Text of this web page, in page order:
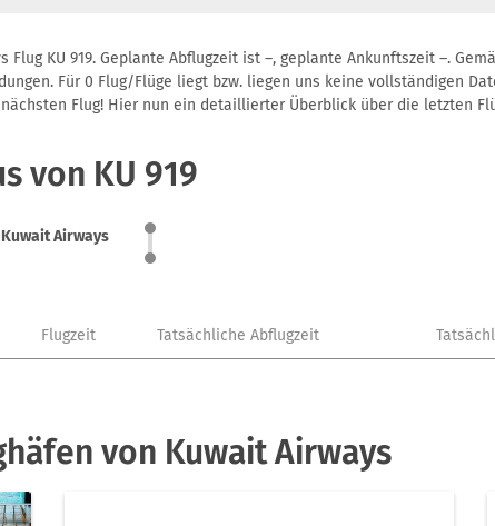
KU 919. Geplante Abflugzeit ist –, geplante Ankunftszeit –.
Für 0 Flug/Flüge liegt bzw. liegen uns keine vollständigen
Flug! Hier nun ein detaillierter Überblick über die letzten
von KU 919
Kuwait Airways
Flugzeit Tatsächliche Abflugzeit
von Kuwait Airways